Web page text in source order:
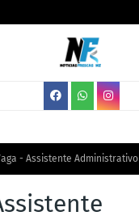
- Assistente Administrativo